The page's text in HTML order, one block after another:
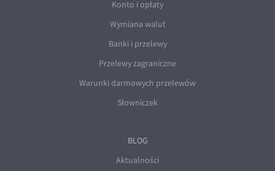
Konto i opłaty
Wymiana walut
Banki i przelewy
Przelewy zagraniczne
Warunki darmowych przelewów
Słowniczek
BLOG
Aktualności